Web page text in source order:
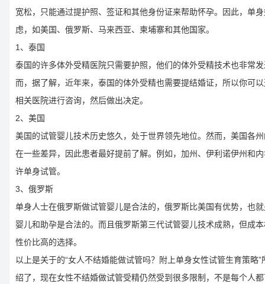
宽松，只能通过提护照、签证和其他身份证来帮助怀孕。因此，单
虑，如美国、俄罗斯、马来西亚、柬埔寨和其他国家。
1、泰国
泰国的许多体外受精医院只需要护照，他们的体外受精技术也非常
而，据了解，近年来，泰国的体外受精也需要提结婚证，所以你可
相关医院进行咨询，然后做出决定。
2、美国
美国的试管婴儿技术历史悠久，处于世界领先地位。然而，美国各
在一些差异，因此患者最好提前了解。例如，加州、伊利诺伊州和
许单身试管。
3、俄罗斯
单身人士在俄罗斯做试管婴儿是合法的，俄罗斯比美国有优势，也
婴儿和助孕是合法的。而且俄罗斯第三代试管婴儿技术成熟，但成
性价比高的选择。
以上是关于的“女人不结婚能做试管吗？附上单身女性试管生育策略”
绍了，现在女性不结婚做试管受精仍然受到很多限制，不是每个人